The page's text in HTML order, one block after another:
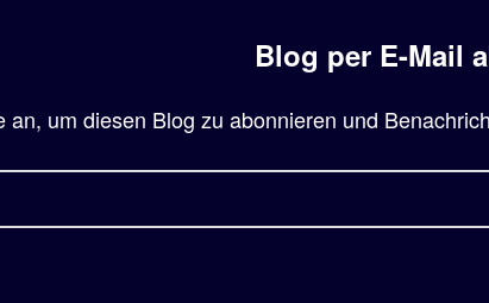
Blog per E-Mail
an, um diesen Blog zu abonnieren und